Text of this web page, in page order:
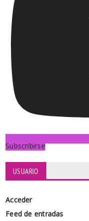
Subscribirse
USUARIO
Acceder
Feed de entradas